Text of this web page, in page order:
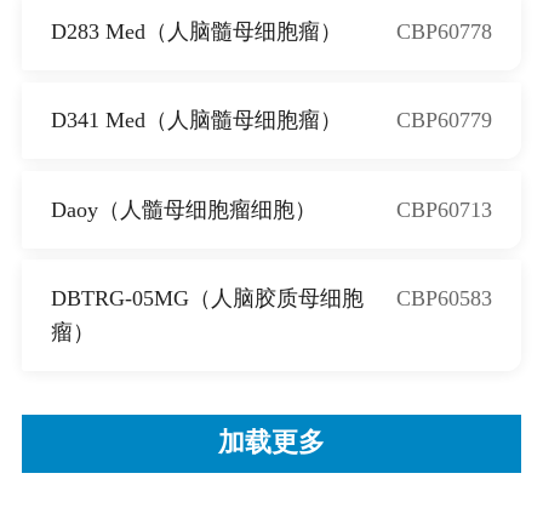
D283 Med（人脑髓母细胞瘤） CBP60778
D341 Med（人脑髓母细胞瘤） CBP60779
Daoy（人髓母细胞瘤细胞） CBP60713
DBTRG-05MG（人脑胶质母细胞
瘤）
CBP60583
加载更多